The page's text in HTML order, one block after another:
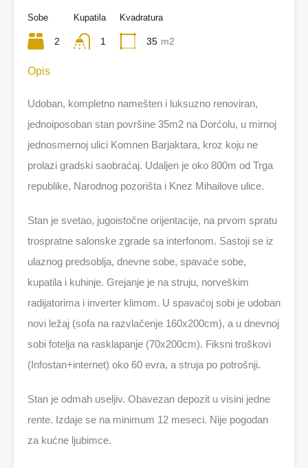
Sobe
2
Kupatila
1
Kvadratura
35 m2
Opis
Udoban, kompletno namešten i luksuzno renoviran,
jednoiposoban stan površine 35m2 na Dorćolu, u mirnoj
jednosmernoj ulici Komnen Barjaktara, kroz koju ne
prolazi gradski saobraćaj. Udaljen je oko 800m od Trga
republike, Narodnog pozorišta i Knez Mihailove ulice.
Stan je svetao, jugoistočne orijentacije, na prvom spratu
trospratne salonske zgrade sa interfonom. Sastoji se iz
ulaznog predsoblja, dnevne sobe, spavaće sobe,
kupatila i kuhinje. Grejanje je na struju, norveškim
radijatorima i inverter klimom. U spavaćoj sobi je udoban
novi ležaj (sofa na razvlačenje 160x200cm), a u dnevnoj
sobi fotelja na rasklapanje (70x200cm). Fiksni troškovi
(Infostan+internet) oko 60 evra, a struja po potrošnji.
Stan je odmah useljiv. Obavezan depozit u visini jedne
rente. Izdaje se na minimum 12 meseci. Nije pogodan
za kućne ljubimce.